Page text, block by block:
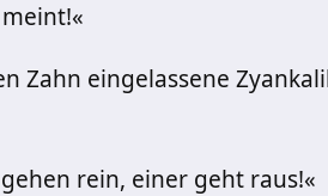
Zahn eingelassene
rein, einer geht raus!«